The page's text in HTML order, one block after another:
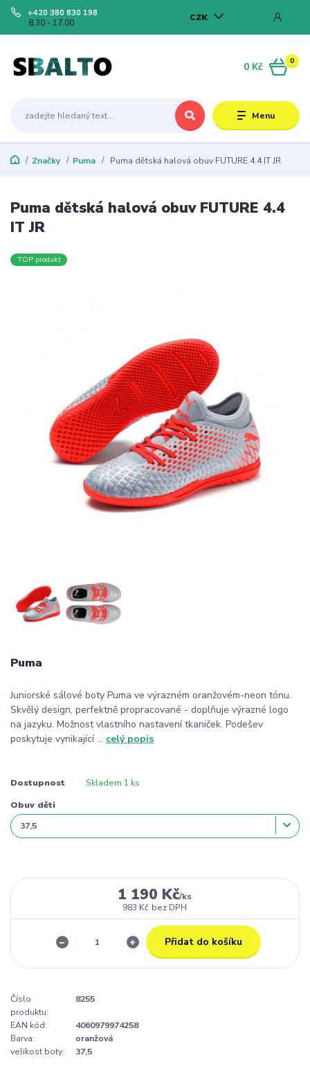
Menu
CZK
+420 380 830 198
8.30 - 17.00
0
0 Kč
Značky Puma Puma dětská halová obuv FUTURE 4.4 IT JR
Puma dětská halová obuv FUTURE 4.4
IT JR
TOP produkt
Puma
Juniorské sálové boty Puma ve výrazném oranžovém-neon tónu.
Skvělý design, perfektně propracované - doplňuje výrazné logo
na jazyku. Možnost vlastního nastavení tkaniček. Podešev
poskytuje vynikající ... celý popis
Dostupnost Skladem 1 ks
Obuv děti
1 190 Kč/ks
983 Kč bez DPH
Přidat do košíku
Číslo
produktu:
8255
EAN kód:
4060979974258
Barva:
oranžová
velikost boty:
37,5